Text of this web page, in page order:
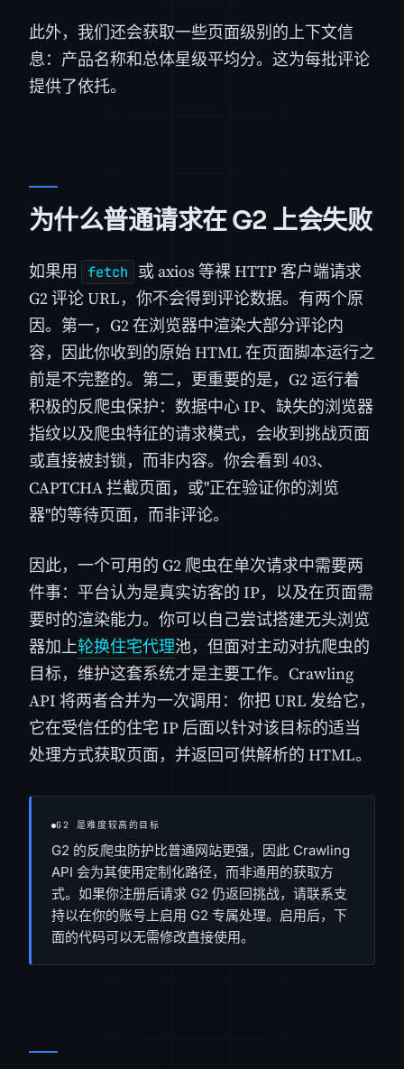
此外，我们还会获取一些页面级别的上下文信
息：产品名称和总体星级平均分。这为每批评论
提供了依托。
为什么普通请求在 G2 上会失败
如果用 fetch
或 axios 等裸 HTTP 客户端请求
G2 评论 URL，你不会得到评论数据。有两个原
因。第一，G2 在浏览器中渲染大部分评论内
容，因此你收到的原始 HTML 在页面脚本运行之
前是不完整的。第二，更重要的是，G2 运行着
积极的反爬虫保护：数据中心 IP、缺失的浏览器
指纹以及爬虫特征的请求模式，会收到挑战页面
或直接被封锁，而非内容。你会看到 403、
CAPTCHA 拦截页面，或"正在验证你的浏览
器"的等待页面，而非评论。
因此，一个可用的 G2 爬虫在单次请求中需要两
件事：平台认为是真实访客的 IP，以及在页面需
要时的渲染能力。你可以自己尝试搭建无头浏览
器加上轮换住宅代理池，但面对主动对抗爬虫的
目标，维护这套系统才是主要工作。Crawling
API 将两者合并为一次调用：你把 URL 发给它，
它在受信任的住宅 IP 后面以针对该目标的适当
处理方式获取页面，并返回可供解析的 HTML。
G2 是难度较高的目标
G2 的反爬虫防护比普通网站更强，因此 Crawling
API 会为其使用定制化路径，而非通用的获取方
式。如果你注册后请求 G2 仍返回挑战，请联系支
持以在你的账号上启用 G2 专属处理。启用后，下
面的代码可以无需修改直接使用。